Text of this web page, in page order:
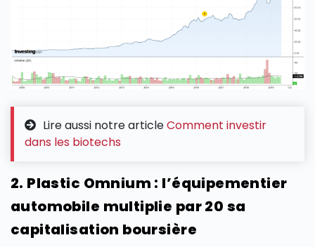
Lire aussi notre articleComment investir
dans les biotechs
2. Plastic Omnium : l’équipementier
automobile multiplie par 20 sa
capitalisation boursière